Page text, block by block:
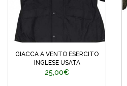
GIACCA A VENTO ESERCITO
INGLESE USATA
25,00€